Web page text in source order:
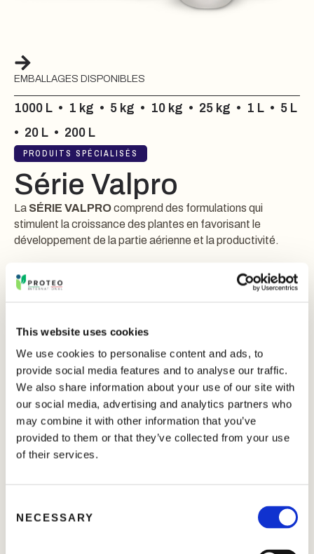
This website uses cookies
We use cookies to personalise content and ads, to
provide social media features and to analyse our traffic.
We also share information about your use of our site with
our social media, advertising and analytics partners who
may combine it with other information that you’ve
provided to them or that they’ve collected from your use
of their services.
NECESSARY
1000 L • 1 kg • 5 kg • 10 kg • 25 kg • 1 L • 5 L
• 20 L • 200 L
EMBALLAGES DISPONIBLES
PRODUITS SPÉCIALISÉS
Série Valpro
La SÉRIE VALPROcomprend des formulations qui
stimulent la croissance des plantes en favorisant le
développement de la partie aérienne et la productivité.
Au début du cycle végétatif, les produits exercent un effet
starter.
SÉRIE VALPROfavorisent l’expansion cellulaire et
l’agrandissement des organes de réserve, tout en servant
de vecteurs pour les nutriments essentiels.
Les produits sont disponibles sous forme liquide ou
poudreuse, éventuellement en différentes concentrations,
et enrichis en microéléments.
Efficace en tant que promoteur de croissance